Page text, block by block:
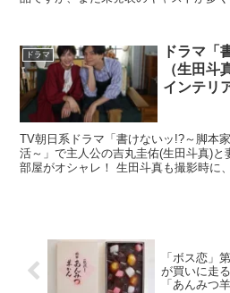
時の子孫を残すパートナーが誰になる
ドラマ
ドラマ「
（生田斗
インテリ
TV朝日系ドラマ「書けないッ!?～脚本
活～」で主人公の吉丸圭佑(生田斗真)と
部屋がオシャレ！ 生田斗真も撮影時に
「ボス恋」
が買いに走
「あんみつ